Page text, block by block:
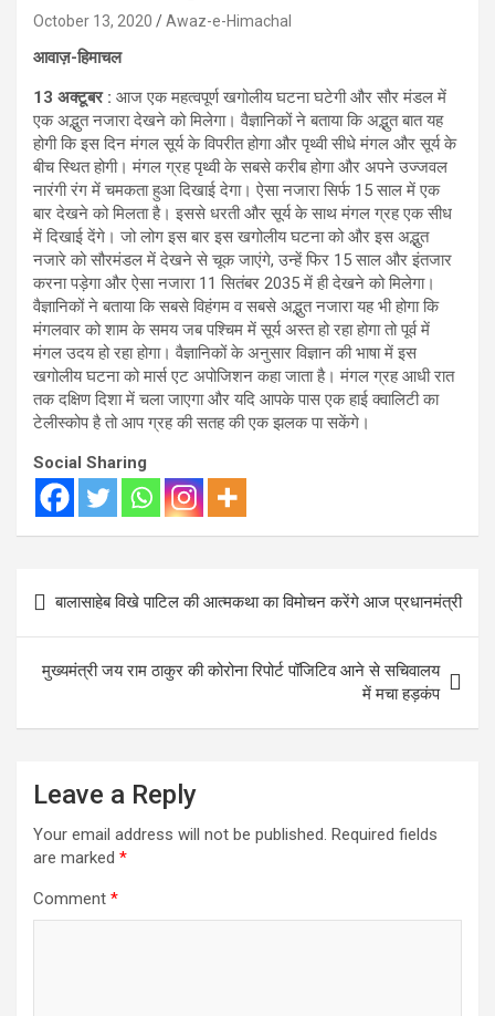
October 13, 2020 Awaz-e-Himachal
आवाज़-हिमाचल
13 अक्टूबर : आज एक महत्वपूर्ण खगोलीय घटना घटेगी और सौर मंडल में
एक अद्भुत नजारा देखने को मिलेगा। वैज्ञानिकों ने बताया कि अद्भुत बात यह
होगी कि इस दिन मंगल सूर्य के विपरीत होगा और पृथ्वी सीधे मंगल और सूर्य के
बीच स्थित होगी। मंगल ग्रह पृथ्वी के सबसे करीब होगा और अपने उज्जवल
नारंगी रंग में चमकता हुआ दिखाई देगा। ऐसा नजारा सिर्फ 15 साल में एक
बार देखने को मिलता है। इससे धरती और सूर्य के साथ मंगल ग्रह एक सीध
में दिखाई देंगे। जो लोग इस बार इस खगोलीय घटना को और इस अद्भुत
नजारे को सौरमंडल में देखने से चूक जाएंगे, उन्हें फिर 15 साल और इंतजार
करना पड़ेगा और ऐसा नजारा 11 सितंबर 2035 में ही देखने को मिलेगा।
वैज्ञानिकों ने बताया कि सबसे विहंगम व सबसे अद्भुत नजारा यह भी होगा कि
मंगलवार को शाम के समय जब पश्चिम में सूर्य अस्त हो रहा होगा तो पूर्व में
मंगल उदय हो रहा होगा। वैज्ञानिकों के अनुसार विज्ञान की भाषा में इस
खगोलीय घटना को मार्स एट अपोजिशन कहा जाता है। मंगल ग्रह आधी रात
तक दक्षिण दिशा में चला जाएगा और यदि आपके पास एक हाई क्वालिटी का
टेलीस्कोप है तो आप ग्रह की सतह की एक झलक पा सकेंगे।
Social Sharing
navigation
बालासाहेब विखे पाटिल की आत्मकथा का विमोचन करेंगे आज प्रधानमंत्री
मुख्यमंत्री जय राम ठाकुर की कोरोना रिपोर्ट पॉजिटिव आने से सचिवालय
में मचा हड़कंप
Leave a Reply
Your email address will not be published. Required fields
are marked *
Comment *